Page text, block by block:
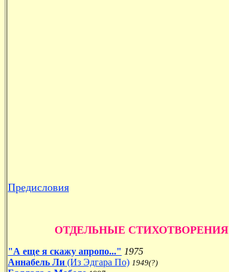
Предисловия
ОТДЕЛЬНЫЕ СТИХОТВОРЕНИЯ
"А еще я скажу апропо..." 1975
Аннабель Ли (Из Эдгара По) 1949(?)